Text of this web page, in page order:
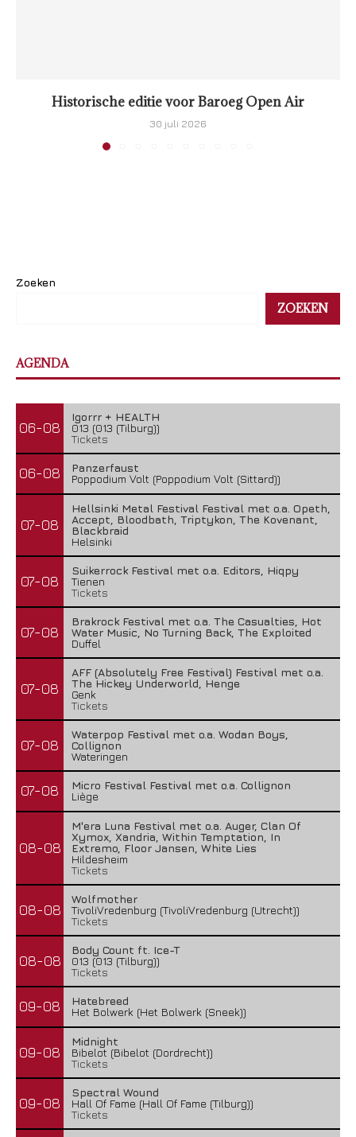
Historische editie voor Baroeg Open Air
30 juli 2026
Zoeken
ZOEKEN
AGENDA
06-08
Igorrr + HEALTH
013 (013 (Tilburg))
Tickets
06-08
Panzerfaust
Poppodium Volt (Poppodium Volt (Sittard))
07-08
Hellsinki Metal Festival Festival met o.a. Opeth,
Accept, Bloodbath, Triptykon, The Kovenant,
Blackbraid
Helsinki
07-08
Suikerrock Festival met o.a. Editors, Hiqpy
Tienen
Tickets
07-08
Brakrock Festival met o.a. The Casualties, Hot
Water Music, No Turning Back, The Exploited
Duffel
07-08
AFF (Absolutely Free Festival) Festival met o.a.
The Hickey Underworld, Henge
Genk
Tickets
07-08
Waterpop Festival met o.a. Wodan Boys,
Collignon
Wateringen
07-08
Micro Festival Festival met o.a. Collignon
Liège
08-08
M'era Luna Festival met o.a. Auger, Clan Of
Xymox, Xandria, Within Temptation, In
Extremo, Floor Jansen, White Lies
Hildesheim
Tickets
08-08
Wolfmother
TivoliVredenburg (TivoliVredenburg (Utrecht))
Tickets
08-08
Body Count ft. Ice-T
013 (013 (Tilburg))
Tickets
09-08
Hatebreed
Het Bolwerk (Het Bolwerk (Sneek))
09-08
Midnight
Bibelot (Bibelot (Dordrecht))
Tickets
09-08
Spectral Wound
Hall Of Fame (Hall Of Fame (Tilburg))
Tickets